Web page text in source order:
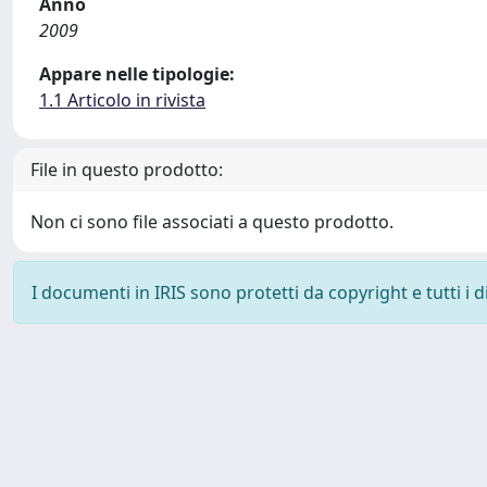
2009
Appare nelle tipologie:
1.1 Articolo in rivista
File in questo prodotto:
Non ci sono file associati a questo prodotto.
I documenti in IRIS sono protetti da copyright e tutti i